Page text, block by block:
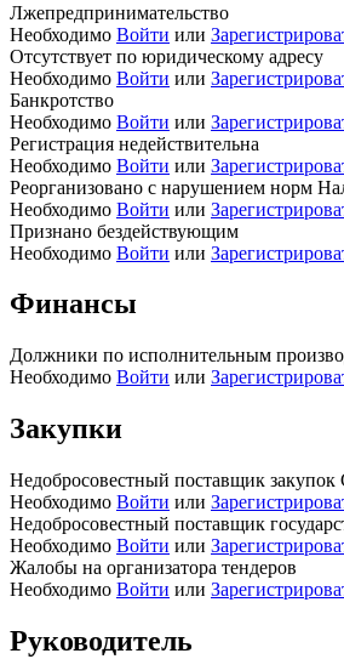
Лжепредпринимательство
Необходимо Войти или
Отсутствует по юридическому адресу
Необходимо Войти или
Банкротство
Необходимо Войти или
Регистрация недействительна
Необходимо Войти или
Реорганизовано с нарушением норм
Необходимо Войти или
Признано бездействующим
Необходимо Войти или
Финансы
Должники по исполнительным
Необходимо Войти или
Закупки
Недобросовестный поставщик
Необходимо Войти или
Недобросовестный поставщик
Необходимо Войти или
Жалобы на организатора тендеров
Необходимо Войти или
Руководитель